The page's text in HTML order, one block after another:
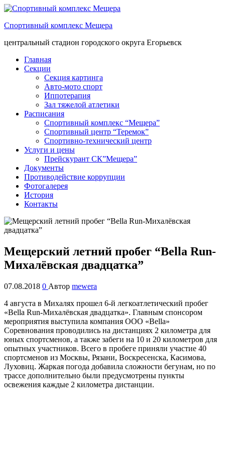
Спортивный комплекс Мещера
центральный стадион городского округа Егорьевск
Главная
Секции
Секция картинга
Авто-мото спорт
Иппотерапия
Зал тяжелой атлетики
Расписания
Спортивный комплекс “Мещера”
Спортивный центр “Теремок”
Спортивно-технический центр
Услуги и цены
Прейскурант СК”Мещера”
Документы
Противодействие коррупции
Фотогалерея
История
Контакты
Мещерский летний пробег “Bella Run-
Михалёвская двадцатка”
07.08.2018 0 Автор mewera
4 августа в Михалях прошел 6-й легкоатлетический пробег
«Bella Run-Михалёвская двадцатка». Главным спонсором
мероприятия выступила компания ООО «Bella»
Соревнования проводились на дистанциях 2 километра для
юных спортсменов, а также забеги на 10 и 20 километров для
опытных участников. Всего в пробеге приняли участие 40
спортсменов из Москвы, Рязани, Воскресенска, Касимова,
Луховиц. Жаркая погода добавила сложности бегунам, но по
трассе дополнительно были предусмотрены пункты
освежения каждые 2 километра дистанции.